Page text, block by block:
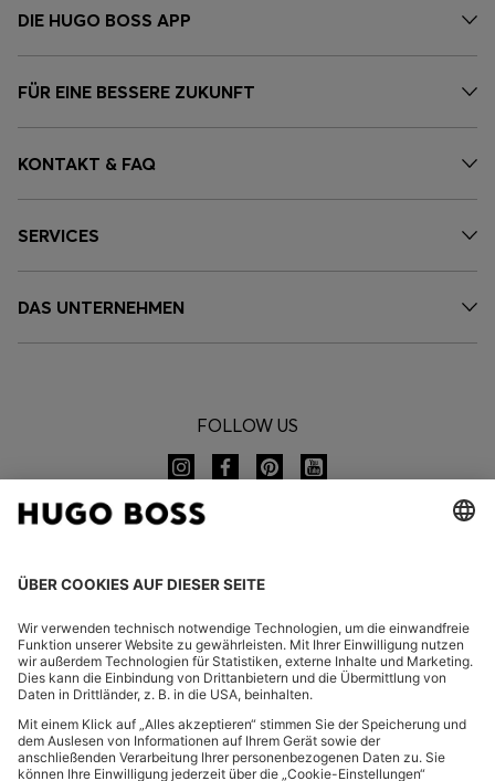
DIE HUGO BOSS APP
FÜR EINE BESSERE ZUKUNFT
KONTAKT & FAQ
SERVICES
DAS UNTERNEHMEN
FOLLOW US
CHANGE COUNTRY:
Widerruf erklären FAQ ImpressumDatenschutz